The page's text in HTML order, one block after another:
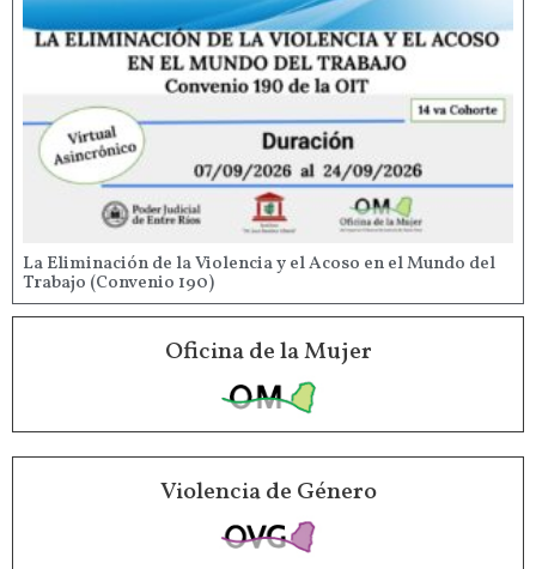
La Eliminación de la Violencia y el Acoso en el Mundo del
Trabajo (Convenio 190)
Oficina de la Mujer
Violencia de Género